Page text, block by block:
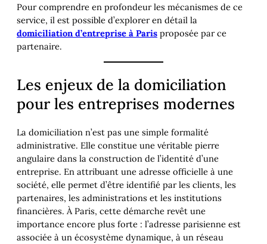
Pour comprendre en profondeur les mécanismes de ce
service, il est possible d’explorer en détail la
domiciliation d’entreprise à Paris proposée par ce
partenaire.
Les enjeux de la domiciliation
pour les entreprises modernes
La domiciliation n’est pas une simple formalité
administrative. Elle constitue une véritable pierre
angulaire dans la construction de l’identité d’une
entreprise. En attribuant une adresse officielle à une
société, elle permet d’être identifié par les clients, les
partenaires, les administrations et les institutions
financières. À Paris, cette démarche revêt une
importance encore plus forte : l’adresse parisienne est
associée à un écosystème dynamique, à un réseau